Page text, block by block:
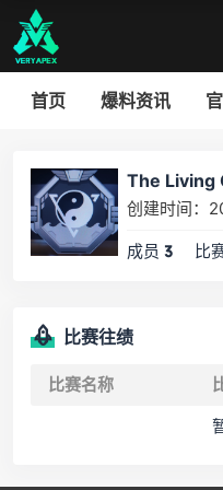
首页 爆料资讯
The Living
创建时间：
成员 3 比
比赛往绩
比赛名称